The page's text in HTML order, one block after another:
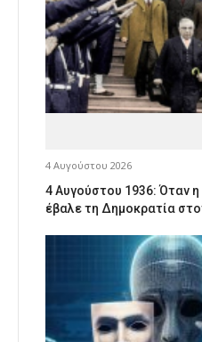
4 Αυγούστου 2026
4 Αυγούστου 1936: Όταν η
έβαλε τη Δημοκρατία